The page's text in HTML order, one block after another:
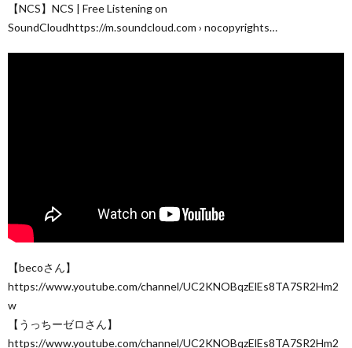
【NCS】NCS | Free Listening on
SoundCloudhttps://m.soundcloud.com › nocopyrights…
【becoさん】
https://www.youtube.com/channel/UC2KNOBqzElEs8TA7SR2Hm2
w
【うっちーゼロさん】
https://www.youtube.com/channel/UC2KNOBqzElEs8TA7SR2Hm2